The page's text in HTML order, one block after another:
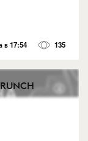
в 17:54 135